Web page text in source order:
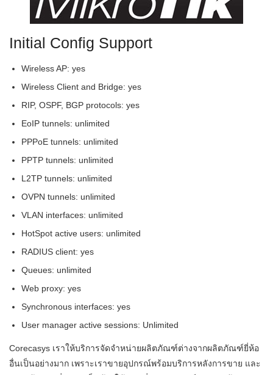
Initial Config Support
Wireless AP: yes
Wireless Client and Bridge: yes
RIP, OSPF, BGP protocols: yes
EoIP tunnels: unlimited
PPPoE tunnels: unlimited
PPTP tunnels: unlimited
L2TP tunnels: unlimited
OVPN tunnels: unlimited
VLAN interfaces: unlimited
HotSpot active users: unlimited
RADIUS client: yes
Queues: unlimited
Web proxy: yes
Synchronous interfaces: yes
User manager active sessions: Unlimited
Corecasys เราให้บริการจัดจำหน่ายผลิตภัณฑ์ต่างจากผลิตภัณฑ์ยี่ห้อ
อื่นเป็นอย่างมาก เพราะเราขายอุปกรณ์พร้อมบริการหลังการขาย และ